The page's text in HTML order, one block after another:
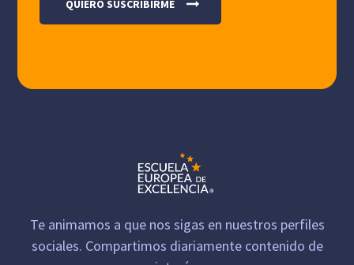
Te animamos a que nos sigas en nuestros perfiles
sociales. Compartimos diariamente contenido de